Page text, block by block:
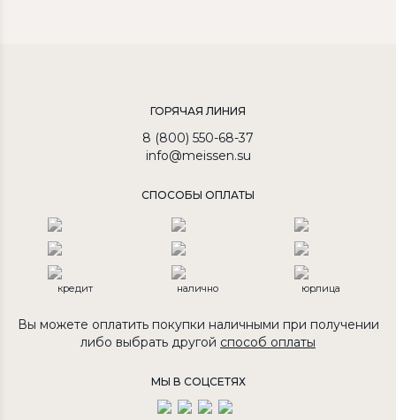
ГОРЯЧАЯ ЛИНИЯ
8 (800) 550-68-37
info@meissen.su
СПОСОБЫ ОПЛАТЫ
кредит налично юрлица
Вы можете оплатить покупки наличными при получении
либо выбрать другой способ оплаты
МЫ В СОЦСЕТЯХ